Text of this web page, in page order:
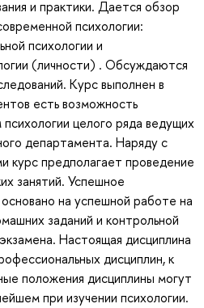
и практики. Дается обзор
психологии:
психологии и
(личности) . Обсуждаются
Курс выполнен в
есть возможность
целого ряда ведущих
департамента. Наряду с
курс предполагает проведение
занятий. Успешное
на успешной работе на
заданий и контрольной
Настоящая дисциплина
дисциплин, к
положения дисциплины могут
при изучении психологии.